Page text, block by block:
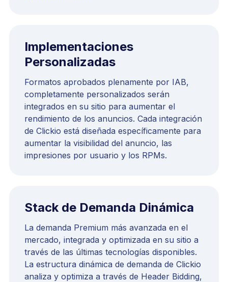
Implementaciones
Personalizadas
Formatos aprobados plenamente por IAB,
completamente personalizados serán
integrados en su sitio para aumentar el
rendimiento de los anuncios. Cada integración
de Clickio está diseñada específicamente para
aumentar la visibilidad del anuncio, las
impresiones por usuario y los RPMs.
Stack de Demanda Dinámica
La demanda Premium más avanzada en el
mercado, integrada y optimizada en su sitio a
través de las últimas tecnologías disponibles.
La estructura dinámica de demanda de Clickio
analiza y optimiza a través de Header Bidding,